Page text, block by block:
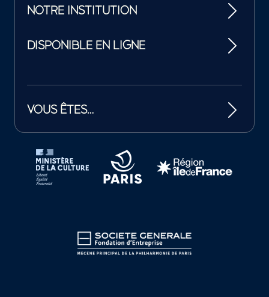
NOTRE INSTITUTION
DISPONIBLE EN LIGNE
VOUS ÊTES…
Tutelles et mécènes de la Philharmonie de Paris